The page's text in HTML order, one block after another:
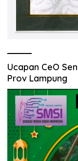
Ucapan CeO
Prov Lampung